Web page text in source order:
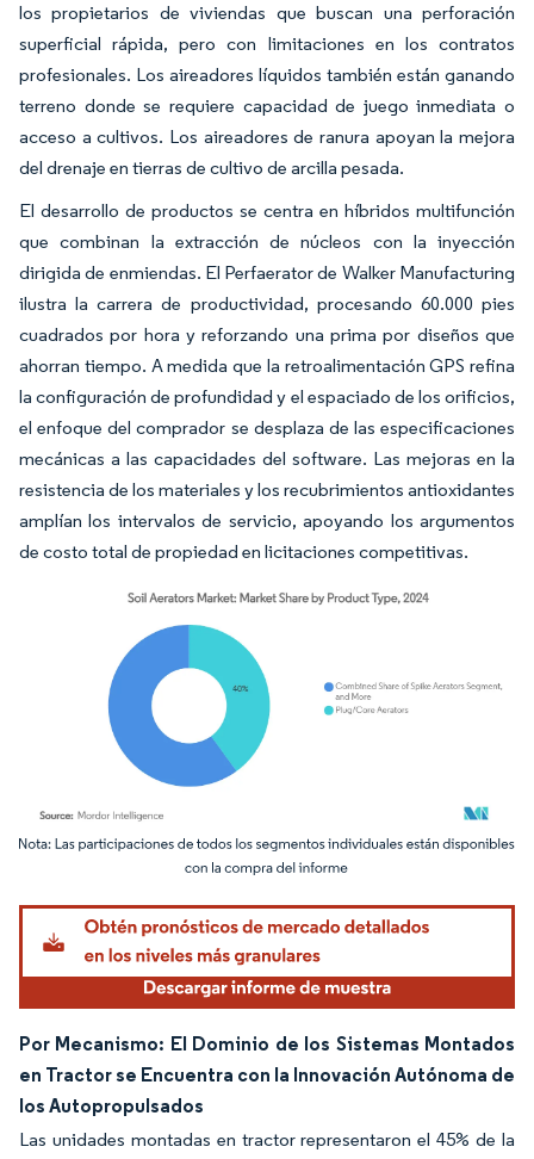
los propietarios de viviendas que buscan una perforación
superficial rápida, pero con limitaciones en los contratos
profesionales. Los aireadores líquidos también están ganando
terreno donde se requiere capacidad de juego inmediata o
acceso a cultivos. Los aireadores de ranura apoyan la mejora
del drenaje en tierras de cultivo de arcilla pesada.
El desarrollo de productos se centra en híbridos multifunción
que combinan la extracción de núcleos con la inyección
dirigida de enmiendas. El Perfaerator de Walker Manufacturing
ilustra la carrera de productividad, procesando 60.000 pies
cuadrados por hora y reforzando una prima por diseños que
ahorran tiempo. A medida que la retroalimentación GPS refina
la configuración de profundidad y el espaciado de los orificios,
el enfoque del comprador se desplaza de las especificaciones
mecánicas a las capacidades del software. Las mejoras en la
resistencia de los materiales y los recubrimientos antioxidantes
amplían los intervalos de servicio, apoyando los argumentos
de costo total de propiedad en licitaciones competitivas.
Imagen © Mordor Intelligence. El uso requiere atribución según CC BY 4.0.
Por Mecanismo: El Dominio de los Sistemas Montados
en Tractor se Encuentra con la Innovación Autónoma de
los Autopropulsados
Las unidades montadas en tractor representaron el 45% de la